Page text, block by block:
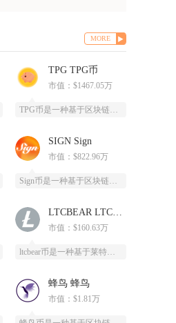
MORE
TPG TPG币
市值：$1467.05万
SIGN Sign
市值：$822.96万
市值：$160.63万
蜂鸟 蜂鸟
市值：$1.81万